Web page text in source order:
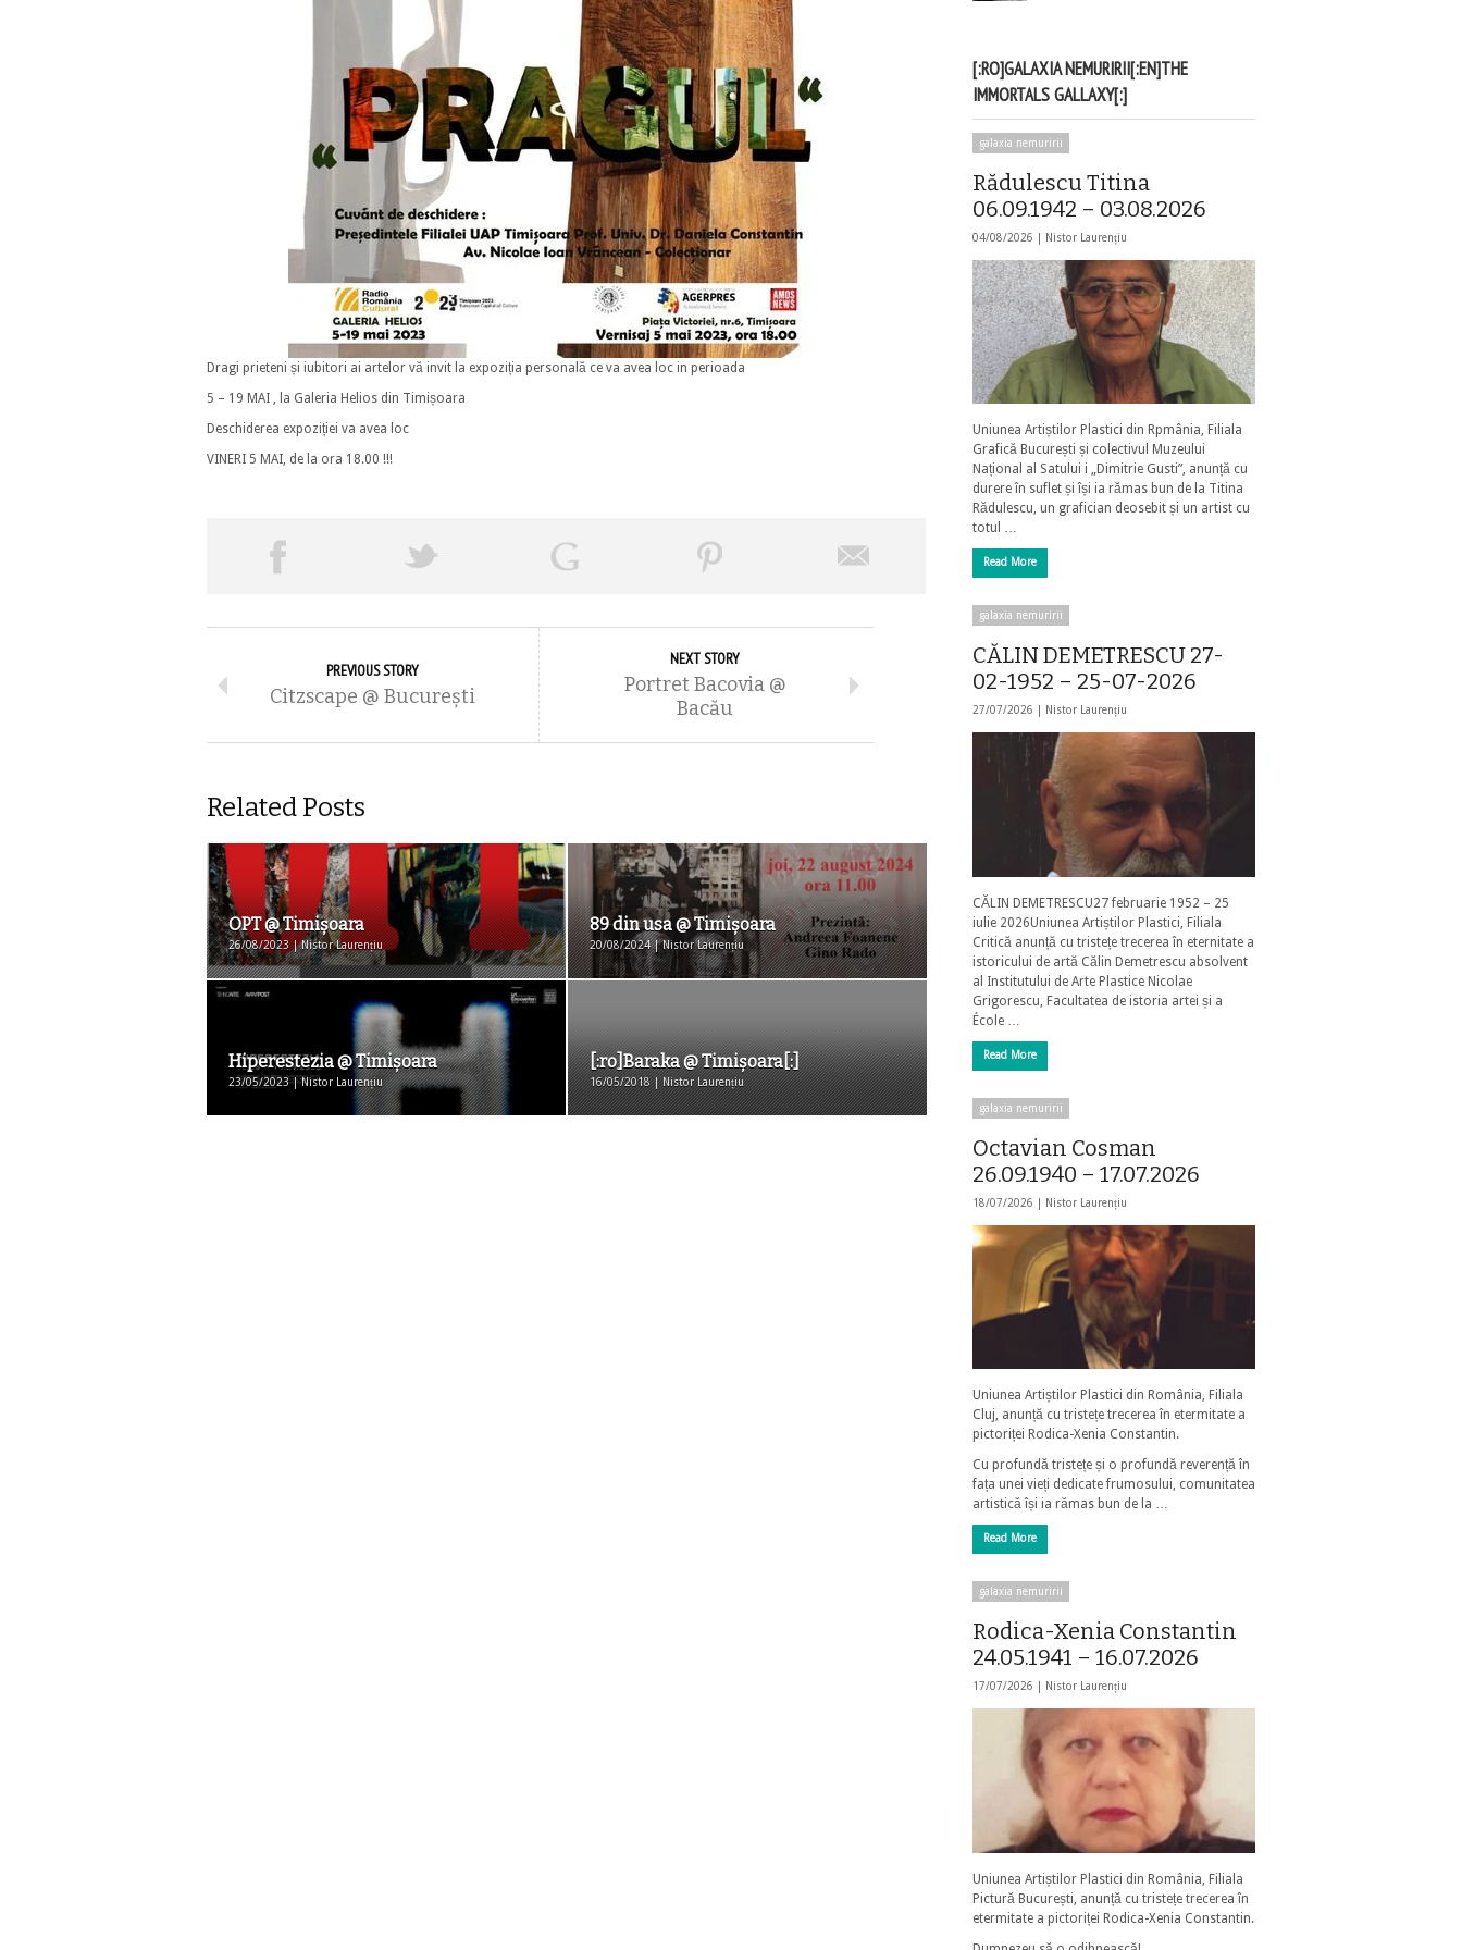
Dragi prieteni și iubitori ai artelor vă invit la expoziția personală ce va avea loc in perioada
5 – 19 MAI , la Galeria Helios din Timișoara
Deschiderea expoziției va avea loc
VINERI 5 MAI, de la ora 18.00 !!!
PREVIOUS STORY
Citzscape @ Bucureşti
NEXT STORY
Portret Bacovia @
Bacău
Related Posts
OPT @ Timişoara
26/08/2023 | Nistor Laurențiu
89 din usa @ Timişoara
20/08/2024 | Nistor Laurențiu
Hiperestezia @ Timişoara
23/05/2023 | Nistor Laurențiu
[:ro]Baraka @ Timișoara[:]
16/05/2018 | Nistor Laurențiu
[:RO]GALAXIA NEMURIRII[:EN]THE
IMMORTALS GALLAXY[:]
galaxia nemuririi
Rădulescu Titina
06.09.1942 – 03.08.2026
04/08/2026 | Nistor Laurențiu
Uniunea Artiștilor Plastici din Rpmânia, Filiala
Grafică București și colectivul Muzeului
Național al Satului i „Dimitrie Gusti”, anunță cu
durere în suflet și își ia rămas bun de la Titina
Rădulescu, un grafician deosebit și un artist cu
totul …
Read More
galaxia nemuririi
CĂLIN DEMETRESCU 27-
02-1952 – 25-07-2026
27/07/2026 | Nistor Laurențiu
CĂLIN DEMETRESCU27 februarie 1952 – 25
iulie 2026Uniunea Artiștilor Plastici, Filiala
Critică anunță cu tristețe trecerea în eternitate a
istoricului de artă Călin Demetrescu absolvent
al Institutului de Arte Plastice Nicolae
Grigorescu, Facultatea de istoria artei și a
École …
Read More
galaxia nemuririi
Octavian Cosman
26.09.1940 – 17.07.2026
18/07/2026 | Nistor Laurențiu
Uniunea Artiștilor Plastici din România, Filiala
Cluj, anunță cu tristețe trecerea în etermitate a
pictoriței Rodica-Xenia Constantin.
Cu profundă tristețe și o profundă reverență în
fața unei vieți dedicate frumosului, comunitatea
artistică își ia rămas bun de la …
Read More
galaxia nemuririi
Rodica-Xenia Constantin
24.05.1941 – 16.07.2026
17/07/2026 | Nistor Laurențiu
Uniunea Artiștilor Plastici din România, Filiala
Pictură București, anunță cu tristețe trecerea în
etermitate a pictoriței Rodica-Xenia Constantin.